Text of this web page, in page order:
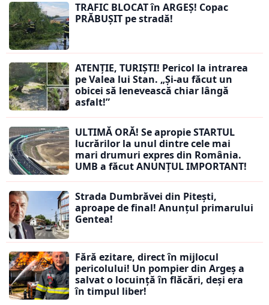
TRAFIC BLOCAT în ARGEȘ! Copac
PRĂBUȘIT pe stradă!
ATENȚIE, TURIȘTI! Pericol la intrarea
pe Valea lui Stan. „Și-au făcut un
obicei să lenevească chiar lângă
asfalt!”
ULTIMĂ ORĂ! Se apropie STARTUL
lucrărilor la unul dintre cele mai
mari drumuri expres din România.
UMB a făcut ANUNȚUL IMPORTANT!
Strada Dumbrăvei din Pitești,
aproape de final! Anunțul primarului
Gentea!
Fără ezitare, direct în mijlocul
pericolului! Un pompier din Argeș a
salvat o locuință în flăcări, deși era
în timpul liber!